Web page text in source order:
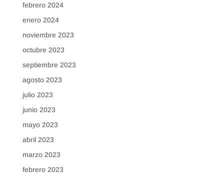
febrero 2024
enero 2024
noviembre 2023
octubre 2023
septiembre 2023
agosto 2023
julio 2023
junio 2023
mayo 2023
abril 2023
marzo 2023
febrero 2023